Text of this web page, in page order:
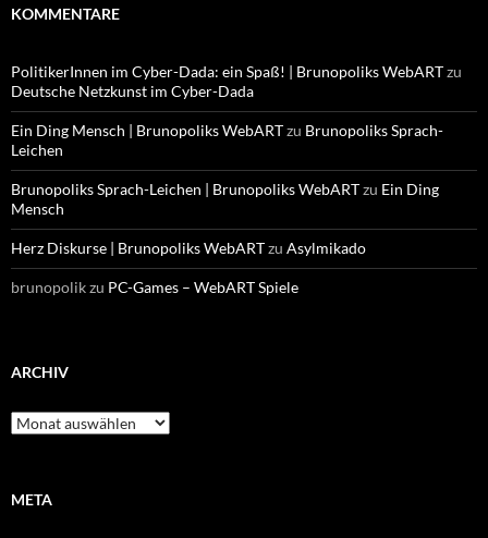
KOMMENTARE
PolitikerInnen im Cyber-Dada: ein Spaß! | Brunopoliks WebARTzu
Deutsche Netzkunst im Cyber-Dada
Ein Ding Mensch | Brunopoliks WebARTzu Brunopoliks Sprach-
Leichen
Brunopoliks Sprach-Leichen | Brunopoliks WebARTzu Ein Ding
Mensch
Herz Diskurse | Brunopoliks WebARTzu Asylmikado
brunopolikzu PC-Games – WebART Spiele
ARCHIV
Archiv
META